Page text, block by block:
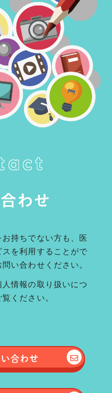
わせ
持ちでない方も、医
を利用することがで
い合わせください。
情報の取り扱いにつ
覧ください。
合わせ